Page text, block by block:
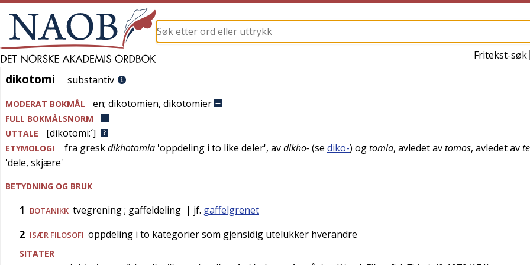
Fritekst-søk
dikotomi
dikotomi substantiv
MODERAT BOKMÅL en; dikotomien, dikotomier
FULL BOKMÅLSNORM
UTTALE
[dikotomi:´]
ETYMOLOGI fra greskdikhotomia 'oppdeling i to like deler', avdikho-(se diko-) ogtomia, avledet avtomos, avledet av
'dele, skjære'
BETYDNING OG BRUK
1 BOTANIKK tvegrening; gaffeldeling | jf. gaffelgrenet
2 ISÆR FILOSOFI oppdeling i to kategorier som gjensidig utelukker hverandre
SITATER